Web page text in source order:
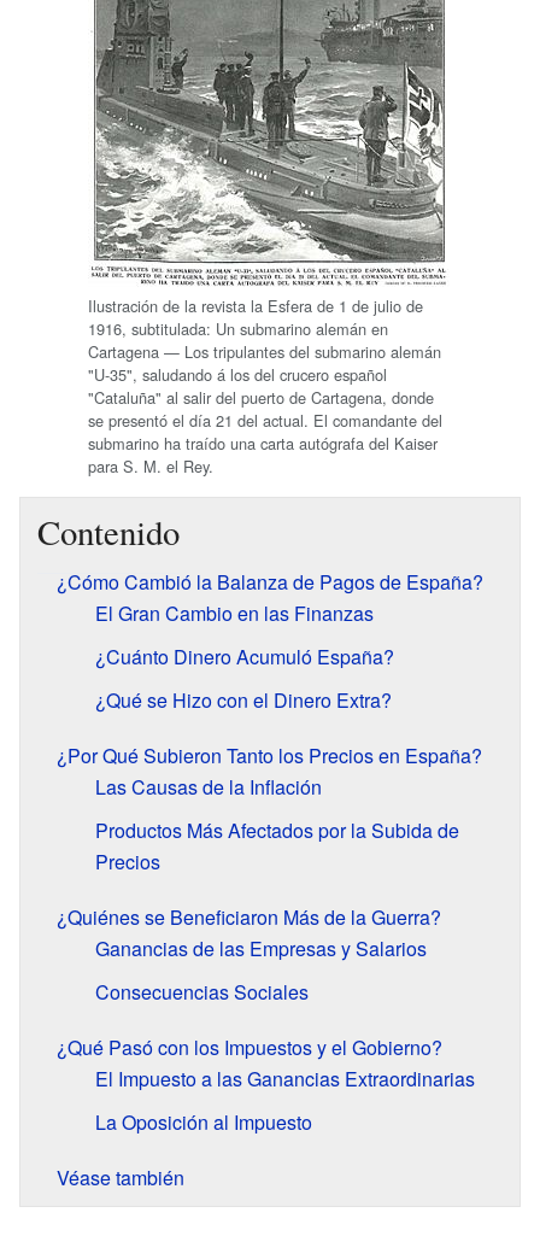
Ilustración de la revista la Esfera de 1 de julio de
1916, subtitulada: Un submarino alemán en
Cartagena — Los tripulantes del submarino alemán
"U-35", saludando á los del crucero español
"Cataluña" al salir del puerto de Cartagena, donde
se presentó el día 21 del actual. El comandante del
submarino ha traído una carta autógrafa del Kaiser
para S. M. el Rey.
Contenido
¿Cómo Cambió la Balanza de Pagos de España?
El Gran Cambio en las Finanzas
¿Cuánto Dinero Acumuló España?
¿Qué se Hizo con el Dinero Extra?
¿Por Qué Subieron Tanto los Precios en España?
Las Causas de la Inflación
Productos Más Afectados por la Subida de
Precios
¿Quiénes se Beneficiaron Más de la Guerra?
Ganancias de las Empresas y Salarios
Consecuencias Sociales
¿Qué Pasó con los Impuestos y el Gobierno?
El Impuesto a las Ganancias Extraordinarias
La Oposición al Impuesto
Véase también